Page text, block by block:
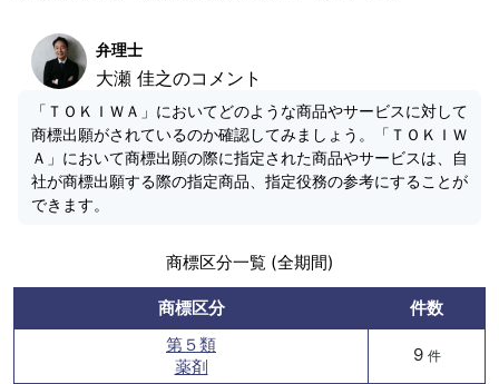
弁理士
大瀬 佳之のコメント
「ＴＯＫＩＷＡ」においてどのような商品やサービスに対して
商標出願がされているのか確認してみましょう。「ＴＯＫＩＷ
Ａ」において商標出願の際に指定された商品やサービスは、自
社が商標出願する際の指定商品、指定役務の参考にすることが
できます。
商標区分一覧 (全期間)
商標区分
件数
第５類
薬剤
9 件